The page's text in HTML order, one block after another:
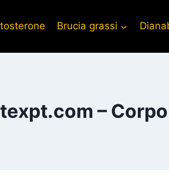
Brucia grassi
–